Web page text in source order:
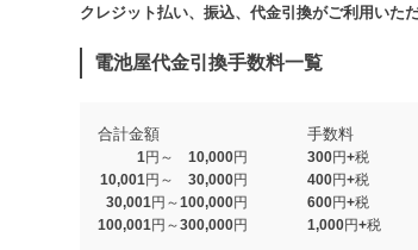
クレジット払い、振込、代金引換がご利用いただ
電池屋代金引換手数料一覧
合計金額 手数料
1円～ 10,000円
300円+税
10,001円～ 30,000円
400円+税
30,001円～100,000円
600円+税
100,001円～300,000円
1,000円+税​